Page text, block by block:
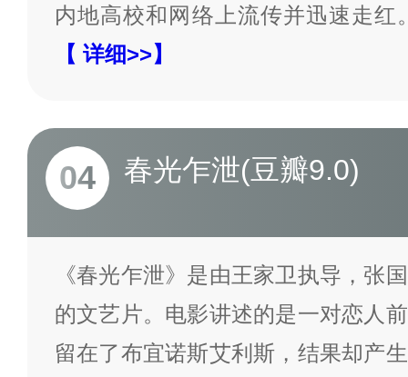
内地高校和网络上流传并迅速走红
【 详细>>】
04 春光乍泄(豆瓣9.0)
《春光乍泄》是由王家卫执导，张
的文艺片。电影讲述的是一对恋人
留在了布宜诺斯艾利斯，结果却产